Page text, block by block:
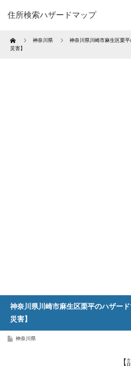
住所検索ハザードマップ
Home 神奈川県
神奈川県川崎市麻生区栗
災害】
神奈川県川崎市麻生区栗平のハザー
災害】
神奈川県